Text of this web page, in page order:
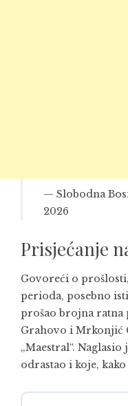
— Slobodna
2026
Prisjećanje
Govoreći o
perioda, posebno
prošao brojna ratna
Grahovo i Mrkonjić
„Maestral“.
odrastao i koje,